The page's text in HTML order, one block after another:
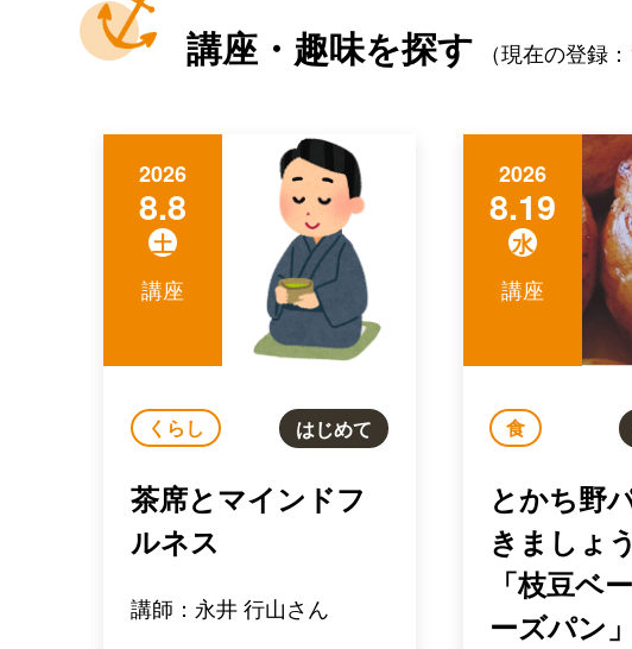
講座・趣味を探す （現在の登録：
2026
8.8
土
講座
くらし はじめて
茶席とマインドフ
ルネス
講師：永井 行山さん
2026
8.19
水
講座
食
とかち野
きましょ
「枝豆ベ
ーズパン」